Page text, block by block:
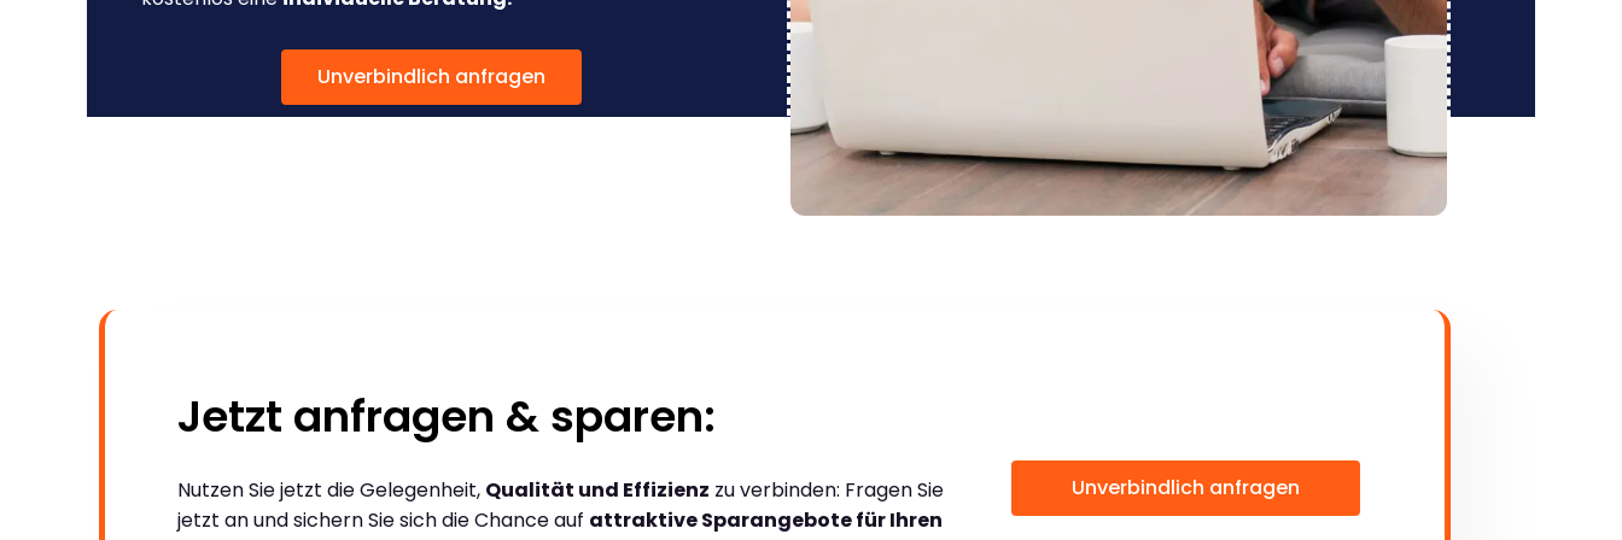
Unverbindlich anfragen
Jetzt anfragen & sparen:
Nutzen Sie jetzt die Gelegenheit, Qualität und Effizienz zu verbinden: Fragen Sie
jetzt an und sichern Sie sich die Chance auf attraktive Sparangebote für Ihren
Unverbindlich anfragen